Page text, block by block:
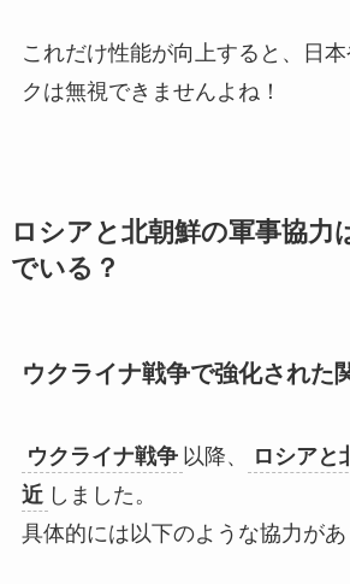
これだけ性能が向上すると、日
クは無視できませんよね！
ロシアと北朝鮮の軍事協力
でいる？
ウクライナ戦争で強化された
ウクライナ戦争 以降、
ロシアと
近 しました。
具体的には以下のような協力があ